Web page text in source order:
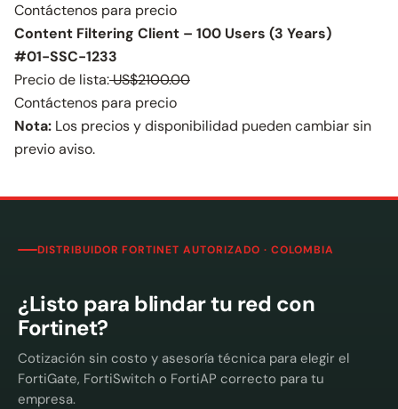
Contáctenos para precio
Content Filtering Client – 100 Users (3 Years)
#01-SSC-1233
Precio de lista:US$2100.00
Contáctenos para precio
Nota: Los precios y disponibilidad pueden cambiar sin
previo aviso.
DISTRIBUIDOR FORTINET AUTORIZADO · COLOMBIA
¿Listo para blindar tu red con
Fortinet?
Cotización sin costo y asesoría técnica para elegir el
FortiGate, FortiSwitch o FortiAP correcto para tu
empresa.